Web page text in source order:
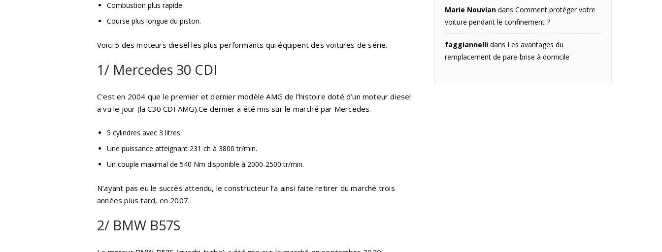
Combustion plus rapide.
Course plus longue du piston.
Voici 5 des moteurs diesel les plus performants qui équipent des voitures de série.
1/ Mercedes 30 CDI
C’est en 2004 que le premier et dernier modèle AMG de l’histoire doté d’un moteur diesel
a vu le jour (la C30 CDI AMG).Ce dernier a été mis sur le marché par Mercedes.
5 cylindres avec 3 litres.
Une puissance atteignant 231 ch à 3800 tr/min.
Un couple maximal de 540 Nm disponible à 2000-2500 tr/min.
N’ayant pas eu le succès attendu, le constructeur l’a ainsi faite retirer du marché trois
années plus tard, en 2007.
2/ BMW B57S
Marie Nouvian dans Comment protéger votre
voiture pendant le confinement ?
faggiannelli dans Les avantages du
remplacement de pare-brise à domicile